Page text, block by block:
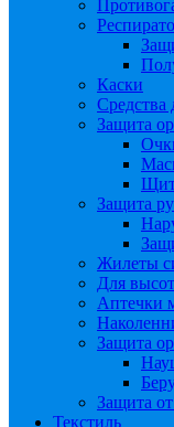
Каски
Средства
Защита
Защита
Жилеты
Для
Аптечки
Защита
Защита от
Текстиль